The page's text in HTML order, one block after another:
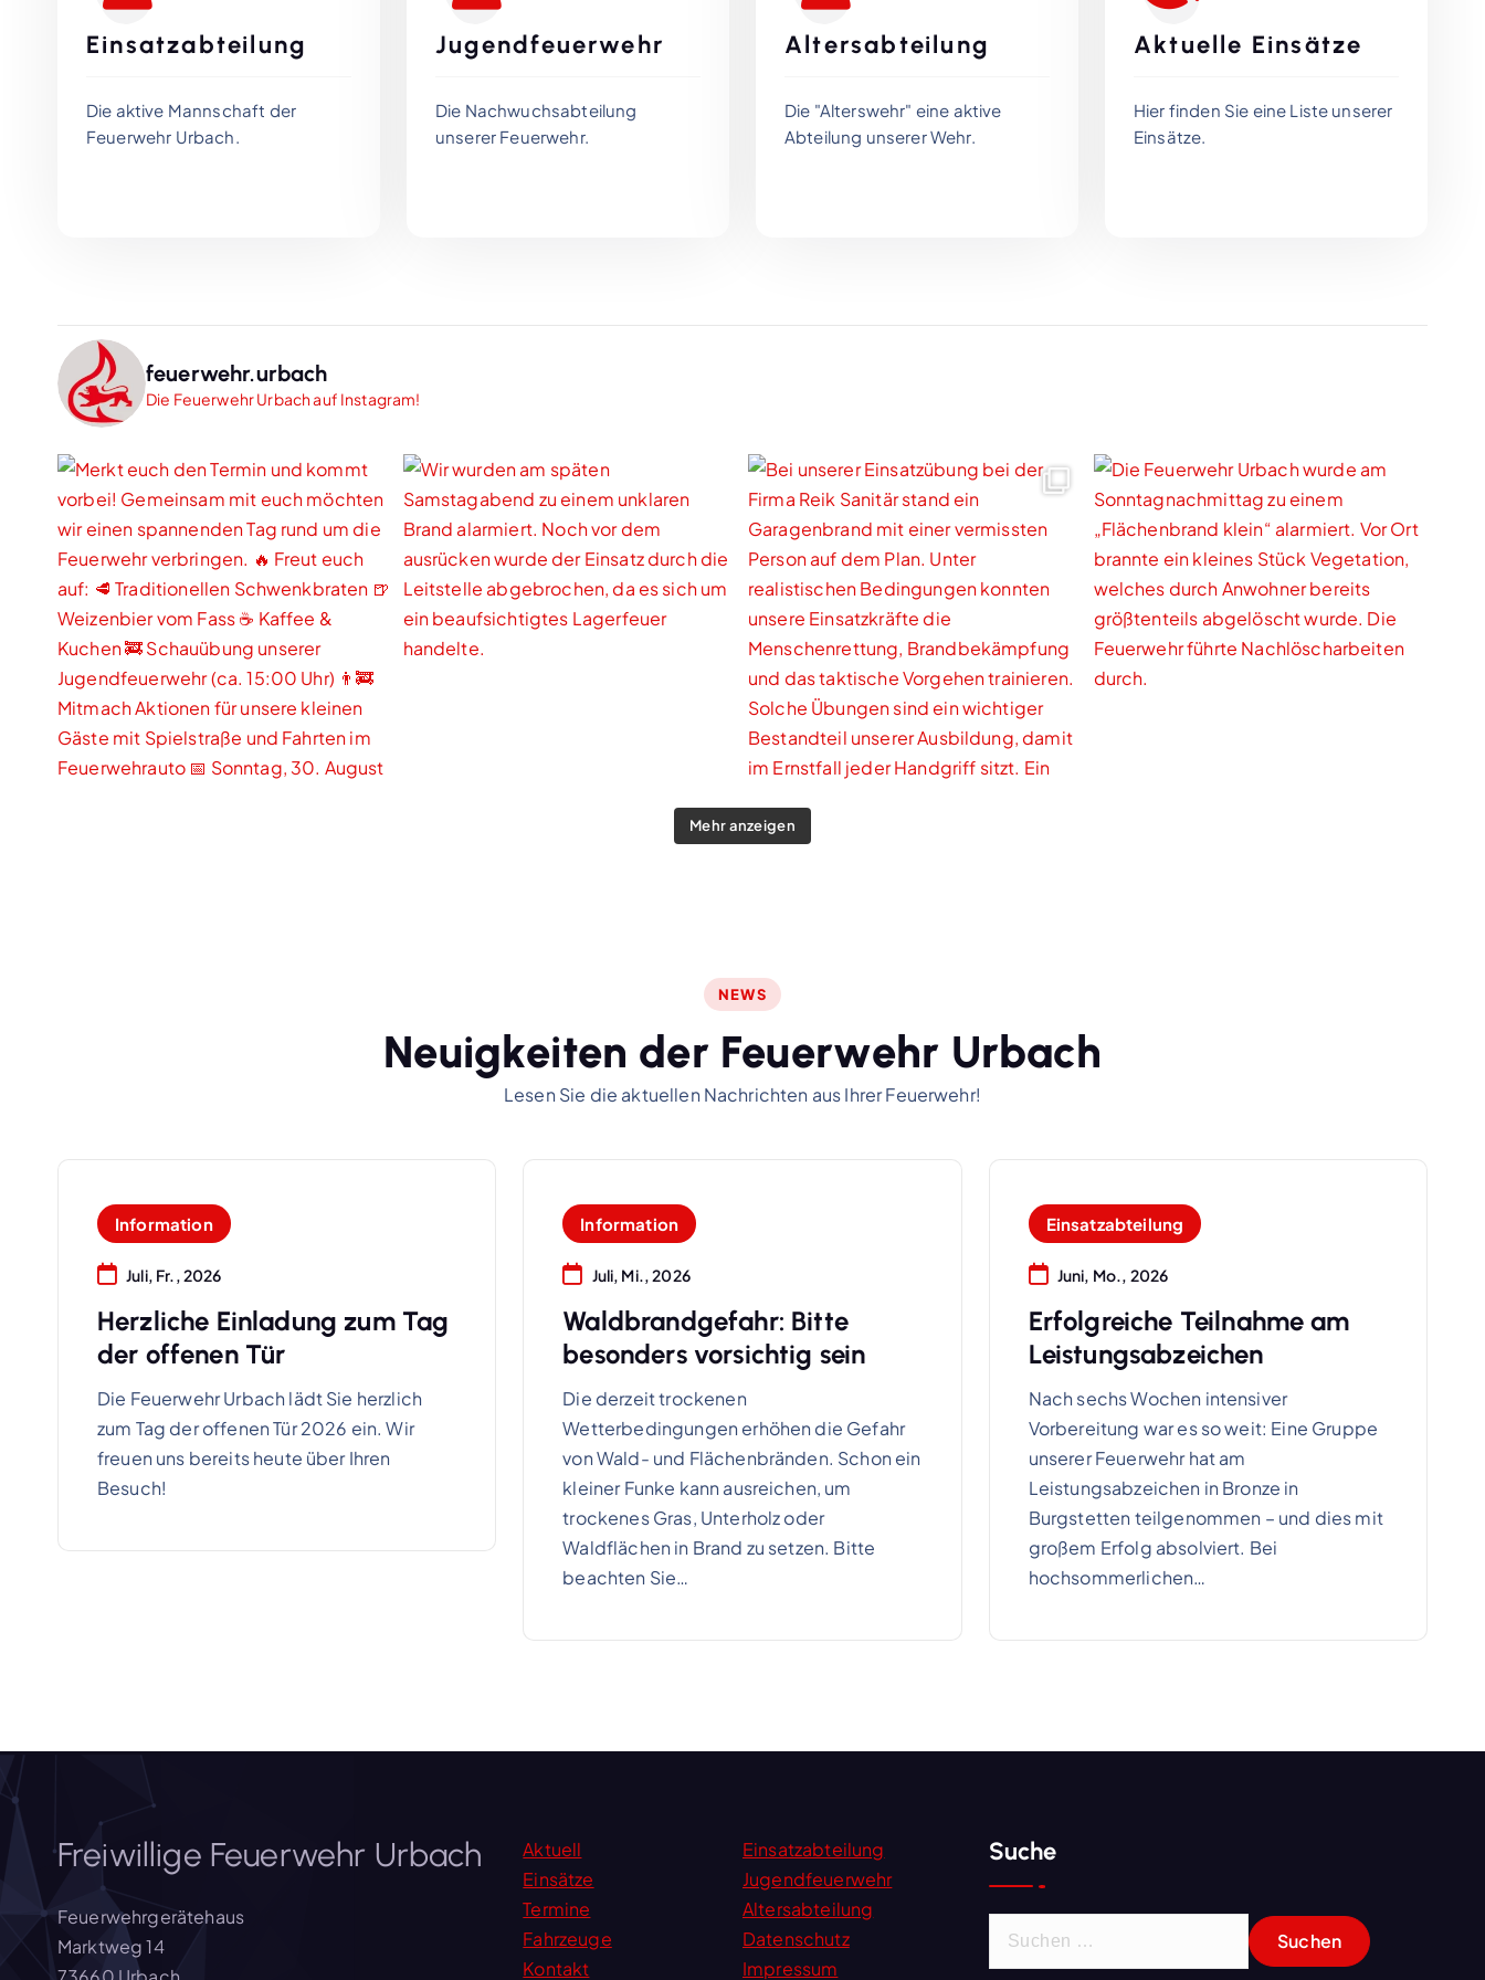
Einsatzabteilung
Die aktive Mannschaft der
Feuerwehr Urbach.
Jugendfeuerwehr
Die Nachwuchsabteilung
unserer Feuerwehr.
Altersabteilung
Die "Alterswehr" eine aktive
Abteilung unserer Wehr.
Aktuelle Einsätze
Hier finden Sie eine Liste unserer
Einsätze.
feuerwehr.urbach
Die Feuerwehr Urbach auf Instagram!
Mehr anzeigen
NEWS
Neuigkeiten der Feuerwehr Urbach
Lesen Sie die aktuellen Nachrichten aus Ihrer Feuerwehr!
Information
Juli, Fr., 2026
Herzliche Einladung zum Tag
der offenen Tür
Die Feuerwehr Urbach lädt Sie herzlich
zum Tag der offenen Tür 2026 ein. Wir
freuen uns bereits heute über Ihren
Besuch!
Information
Juli, Mi., 2026
Waldbrandgefahr: Bitte
besonders vorsichtig sein
Die derzeit trockenen
Wetterbedingungen erhöhen die Gefahr
von Wald- und Flächenbränden. Schon ein
kleiner Funke kann ausreichen, um
trockenes Gras, Unterholz oder
Waldflächen in Brand zu setzen. Bitte
beachten Sie…
Einsatzabteilung
Juni, Mo., 2026
Erfolgreiche Teilnahme am
Leistungsabzeichen
Nach sechs Wochen intensiver
Vorbereitung war es so weit: Eine Gruppe
unserer Feuerwehr hat am
Leistungsabzeichen in Bronze in
Burgstetten teilgenommen – und dies mit
großem Erfolg absolviert. Bei
hochsommerlichen…
Freiwillige Feuerwehr Urbach
Feuerwehrgerätehaus
Marktweg 14
Aktuell
Einsatzabteilung
Einsätze
Jugendfeuerwehr
Termine
Altersabteilung
Fahrzeuge
Datenschutz
Kontakt
Impressum
Suche